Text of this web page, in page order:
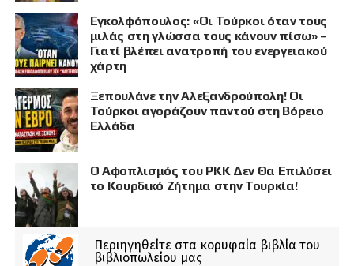
Εγκολφόπουλος: «Οι Τούρκοι όταν τους
μιλάς στη γλώσσα τους κάνουν πίσω» –
Γιατί βλέπει ανατροπή του ενεργειακού
χάρτη
Ξεπουλάνε την Αλεξανδρούπολη! Οι
Τούρκοι αγοράζουν παντού στη Βόρειο
Ελλάδα
Ο Αφοπλισμός του PKK Δεν Θα Επιλύσει
το Κουρδικό Ζήτημα στην Τουρκία!
Περιηγηθείτε στα κορυφαία βιβλία του
βιβλιοπωλείου μας